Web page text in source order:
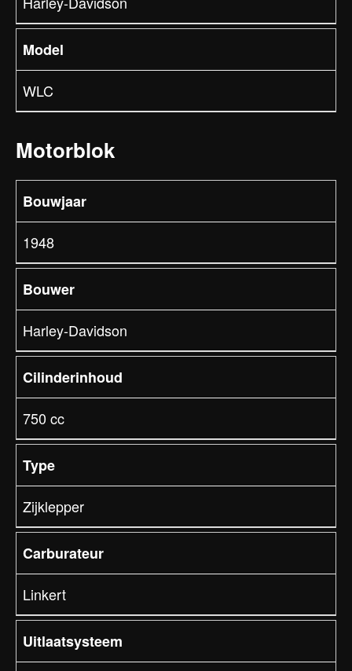
Model
WLC
Motorblok
Bouwjaar
1948
Bouwer
Harley-Davidson
Cilinderinhoud
750 cc
Type
Zijklepper
Carburateur
Linkert
Uitlaatsysteem